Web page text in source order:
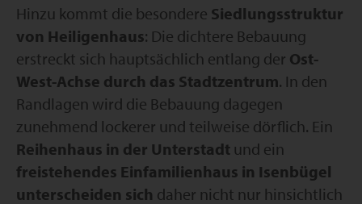
Hinzu kommt die besondere Siedlungsstruktur
von Heiligenhaus: Die dichtere Bebauung
erstreckt sich hauptsächlich entlang der Ost-
West-Achse durch das Stadtzentrum. In den
Randlagen wird die Bebauung dagegen
zunehmend lockerer und teilweise dörflich. Ein
Reihenhaus in der Unterstadt und ein
freistehendes Einfamilienhaus in Isenbügel
unterscheiden sich daher nicht nur hinsichtlich